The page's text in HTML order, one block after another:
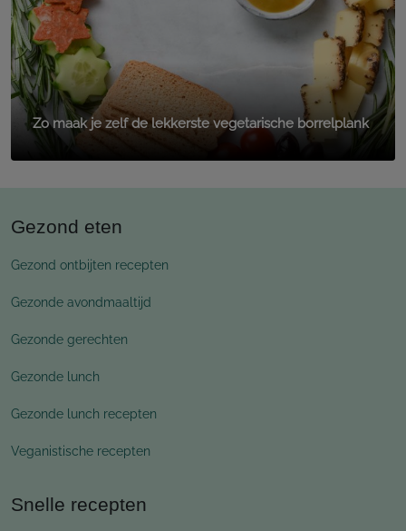
Zo maak je zelf de lekkerste vegetarische borrelplank
Gezond eten
Gezond ontbijten recepten
Gezonde avondmaaltijd
Gezonde gerechten
Gezonde lunch
Gezonde lunch recepten
Veganistische recepten
Snelle recepten